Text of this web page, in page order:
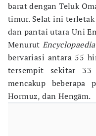
barat dengan Teluk
timur. Selat ini
dan pantai utara Uni
Menurut
bervariasi antara 55
tersempit sekitar
mencakup beberapa
Hormuz, dan Hengām.